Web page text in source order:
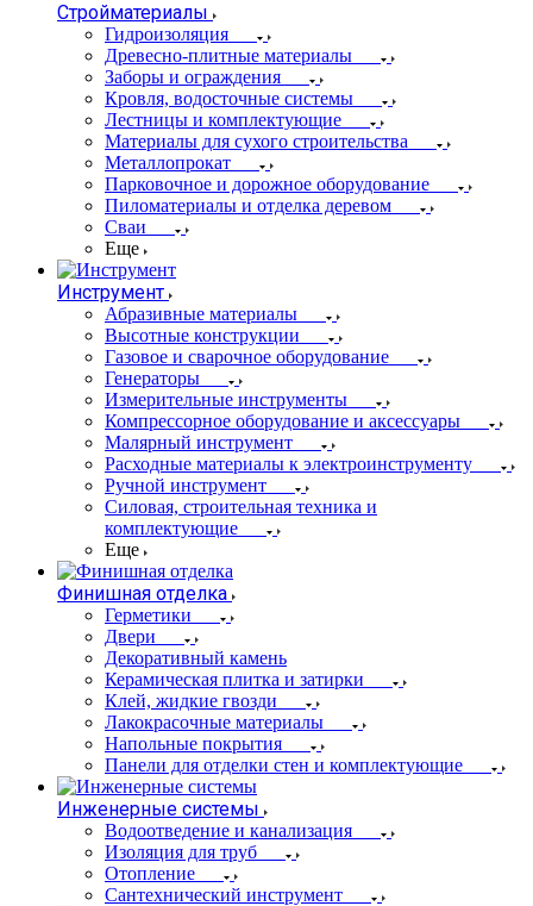
Стройматериалы
Гидроизоляция
Древесно-плитные материалы
Заборы и ограждения
Кровля, водосточные системы
Лестницы и комплектующие
Материалы для сухого строительства
Металлопрокат
Парковочное и дорожное оборудование
Пиломатериалы и отделка деревом
Сваи
Еще
Инструмент
Абразивные материалы
Высотные конструкции
Газовое и сварочное оборудование
Генераторы
Измерительные инструменты
Компрессорное оборудование и аксессуары
Малярный инструмент
Расходные материалы к электроинструменту
Ручной инструмент
Силовая, строительная техника и
комплектующие
Еще
Финишная отделка
Герметики
Двери
Декоративный камень
Керамическая плитка и затирки
Клей, жидкие гвозди
Лакокрасочные материалы
Напольные покрытия
Панели для отделки стен и комплектующие
Инженерные системы
Водоотведение и канализация
Изоляция для труб
Отопление
Сантехнический инструмент